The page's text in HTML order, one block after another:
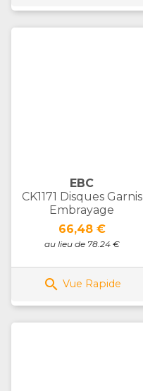
EBC
CK1171 Disques Garnis
Embrayage
Prix
66,48 €
au lieu de 78.24 €
 Vue Rapide